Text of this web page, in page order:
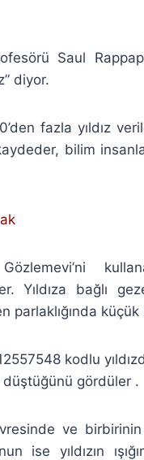
Saul
diyor.
fazla yıldız
kaydeder, bilim
Yıldıza bağlı
parlaklığında
kodlu
düştüğünü gördüler .
ve
ise yıldızın